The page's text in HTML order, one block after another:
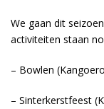
We gaan dit
activiteiten staan
– Bowlen
– Sinterkerstfeest